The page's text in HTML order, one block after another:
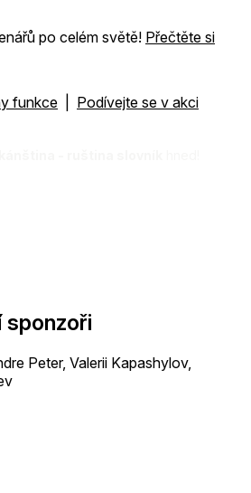
po celém světě! Přečtěte si
funkce Podívejte se v akci
sponzoři
Peter, Valerii Kapashylov,